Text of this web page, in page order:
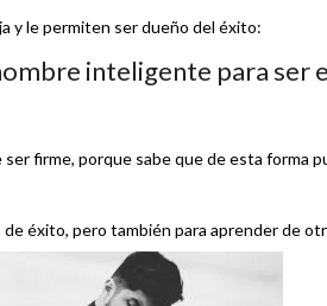
y le permiten ser dueño del éxito:
inteligente para ser
firme, porque sabe que de esta forma
éxito, pero también para aprender de